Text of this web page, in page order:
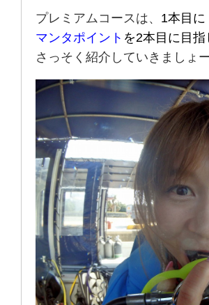
プレミアムコースは、 1本目
マンタポイント を2本目に目
さっそく紹介していきましょー